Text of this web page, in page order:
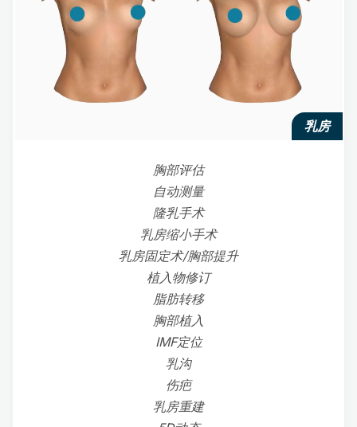
乳房
胸部评估
自动测量
隆乳手术
乳房缩小手术
乳房固定术/胸部提升
植入物修订
脂肪转移
胸部植入
IMF定位
乳沟
伤疤
乳房重建